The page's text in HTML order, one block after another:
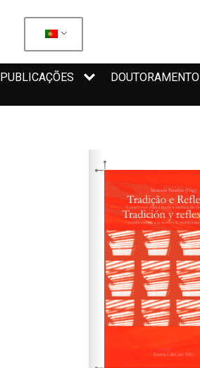
PUBLICAÇÕES
DOUTORAMENTO